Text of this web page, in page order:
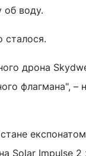
об воду.
сталося.
дрона
флагмана", –
Solar Impulse